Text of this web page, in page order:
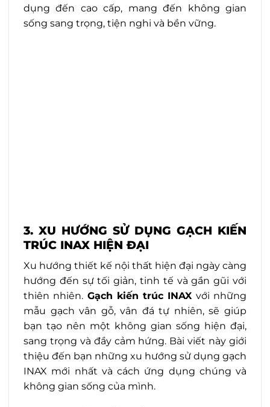
dụng đến cao cấp, mang đến không gian
sống sang trọng, tiện nghi và bền vững.
3. XU HƯỚNG SỬ DỤNG GẠCH KIẾN
TRÚC INAX HIỆN ĐẠI
Xu hướng thiết kế nội thất hiện đại ngày càng
hướng đến sự tối giản, tinh tế và gần gũi với
thiên nhiên. Gạch kiến trúc INAX với những
mẫu gạch vân gỗ, vân đá tự nhiên, sẽ giúp
bạn tạo nên một không gian sống hiện đại,
sang trọng và đầy cảm hứng. Bài viết này giới
thiệu đến bạn những xu hướng sử dụng gạch
INAX mới nhất và cách ứng dụng chúng và
không gian sống của mình.